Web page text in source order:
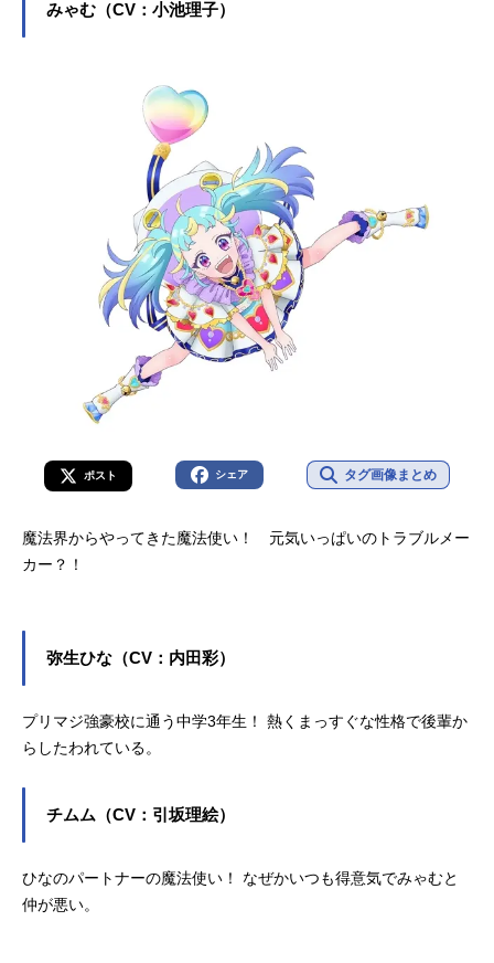
みゃむ（CV：小池理子）
ポスト シェア タグ画像まとめ
魔法界からやってきた魔法使い！ 元気いっぱいのトラブルメー
カー？！
弥生ひな（CV：内田彩）
プリマジ強豪校に通う中学3年生！ 熱くまっすぐな性格で後輩か
らしたわれている。
チムム（CV：引坂理絵）
ひなのパートナーの魔法使い！ なぜかいつも得意気でみゃむと
仲が悪い。